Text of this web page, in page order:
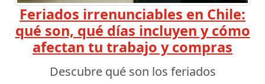
Feriados irrenunciables en Chile:
qué son, qué días incluyen y cómo
afectan tu trabajo y compras
Descubre qué son los feriados